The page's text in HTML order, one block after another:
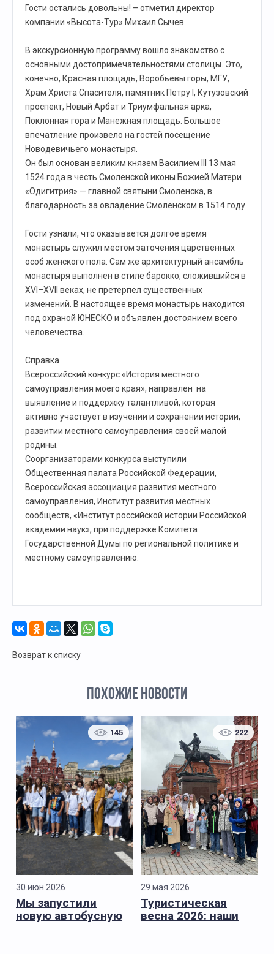
Гости остались довольны! – отметил директор
компании «Высота-Тур» Михаил Сычев.
В экскурсионную программу вошло знакомство с
основными достопримечательностями столицы. Это,
конечно, Красная площадь, Воробьевы горы, МГУ,
Храм Христа Спасителя, памятник Петру I, Кутузовский
проспект, Новый Арбат и Триумфальная арка,
Поклонная гора и Манежная площадь. Большое
впечатление произвело на гостей посещение
Новодевичьего монастыря.
Он был основан великим князем Василием III 13 мая
1524 года в честь Смоленской иконы Божией Матери
«Одигитрия» — главной святыни Смоленска, в
благодарность за овладение Смоленском в 1514 году.
Гости узнали, что оказывается долгое время
монастырь служил местом заточения царственных
особ женского пола. Сам же архитектурный ансамбль
монастыря выполнен в стиле барокко, сложившийся в
XVI–XVII веках, не претерпел существенных
изменений. В настоящее время монастырь находится
под охраной ЮНЕСКО и объявлен достоянием всего
человечества.
Справка
Всероссийский конкурс «История местного
самоуправления моего края», направлен на
выявление и поддержку талантливой, которая
активно участвует в изучении и сохранении истории,
развитии местного самоуправления своей малой
родины.
Соорганизаторами конкурса выступили
Общественная палата Российской Федерации,
Всероссийская ассоциация развития местного
самоуправления, Институт развития местных
сообществ, «Институт российской истории Российской
академии наук», при поддержке Комитета
Государственной Думы по региональной политике и
местному самоуправлению.
Возврат к списку
ПОХОЖИЕ НОВОСТИ
145
30.июн.2026
Мы запустили
новую автобусную
222
29.мая.2026
Туристическая
весна 2026: наши